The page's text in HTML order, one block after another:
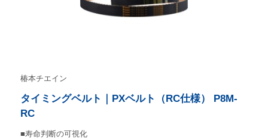
椿本チエイン
タイミングベルト｜PXベルト（RC仕様） P8M-
RC
■寿命判断の可視化